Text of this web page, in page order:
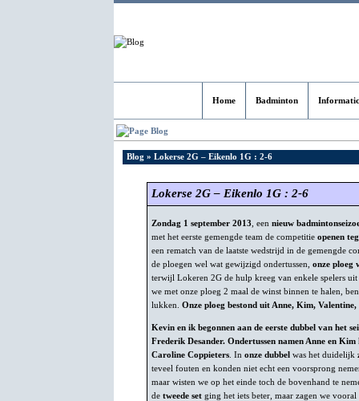
Home Badminton
Blog
Blog » Lokerse 2G – Eikenlo 1G : 2-6
Lokerse 2G – Eikenlo 1G : 2-6
Zondag 1 september 2013 , een nieuw
met het eerste gemengde team de competitie openen
een rematch van de laatste wedstrijd in de gemengde
de ploegen wel wat gewijzigd ondertussen, onze ploeg
terwijl Lokeren 2G de hulp kreeg van enkele spelers
we met onze ploeg 2 maal de winst binnen te halen,
lukken. Onze ploeg bestond uit Anne, Kim,
Kevin en ik begonnen aan de eerste dubbel van het
Frederik Desander. Ondertussen namen Anne en
Caroline Coppieters . In onze dubbel was het duidelijk
teveel fouten en konden niet echt een voorsprong
maar wisten we op het einde toch de bovenhand te
de tweede set ging het iets beter, maar zagen we